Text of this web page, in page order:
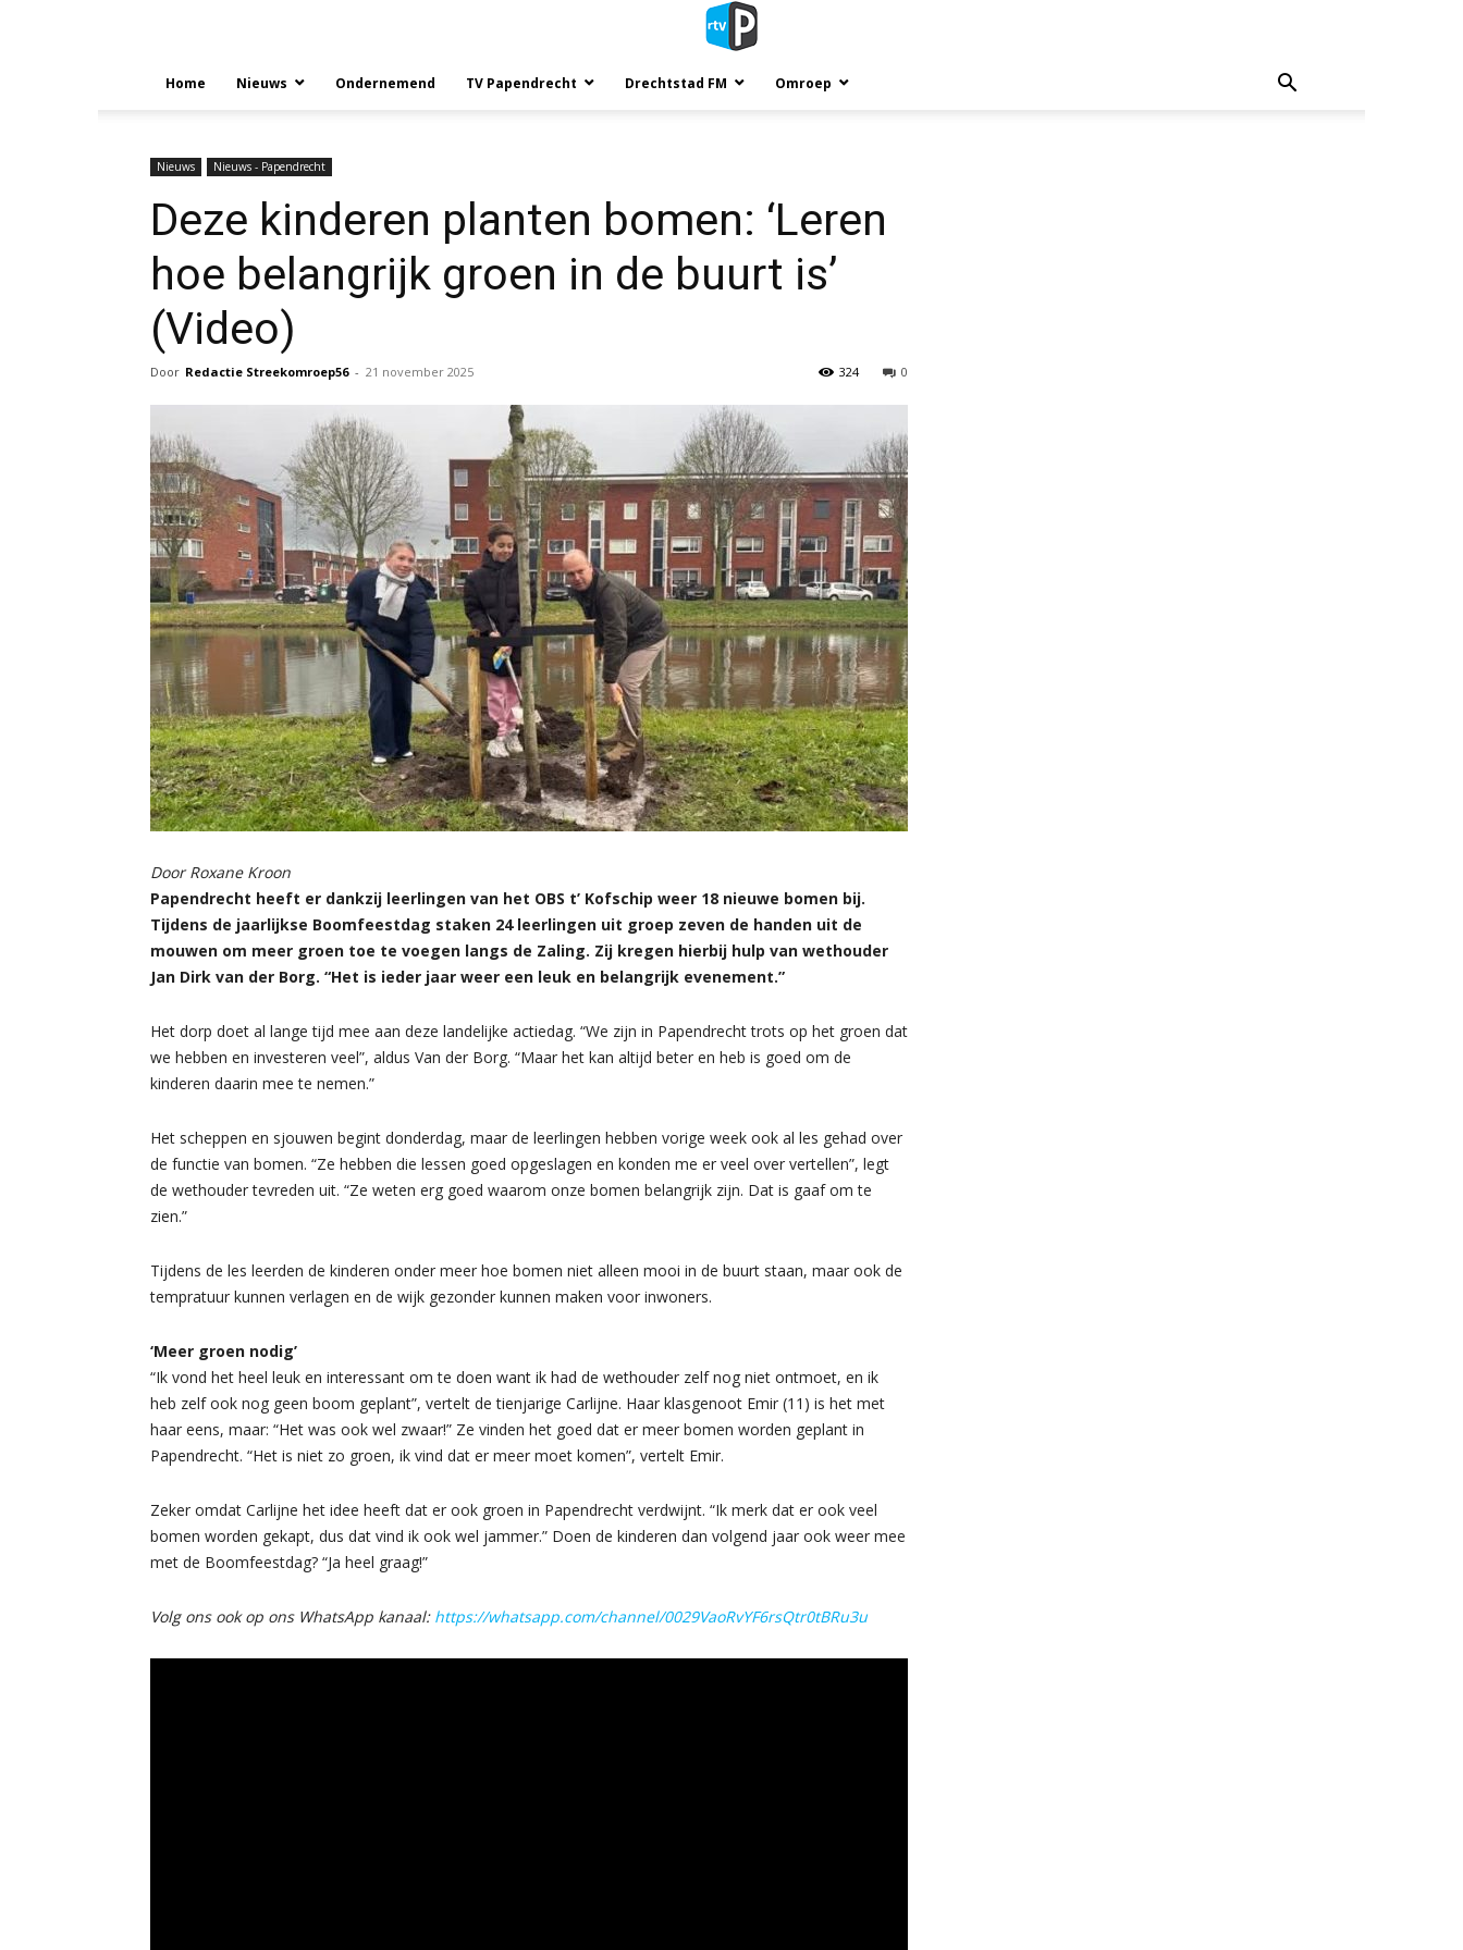
Home Nieuws Ondernemend TV Papendrecht Drechtstad FM Omroep
Nieuws Nieuws - Papendrecht
Deze kinderen planten bomen: ‘Leren
hoe belangrijk groen in de buurt is’
(Video)
Door Redactie Streekomroep56 - 21 november 2025 0
324
Door Roxane Kroon
Papendrecht heeft er dankzij leerlingen van het OBS t’ Kofschip weer 18 nieuwe bomen bij.
Tijdens de jaarlijkse Boomfeestdag staken 24 leerlingen uit groep zeven de handen uit de
mouwen om meer groen toe te voegen langs de Zaling. Zij kregen hierbij hulp van wethouder
Jan Dirk van der Borg. “Het is ieder jaar weer een leuk en belangrijk evenement.”
Het dorp doet al lange tijd mee aan deze landelijke actiedag. “We zijn in Papendrecht trots op het groen dat
we hebben en investeren veel”, aldus Van der Borg. “Maar het kan altijd beter en heb is goed om de
kinderen daarin mee te nemen.”
Het scheppen en sjouwen begint donderdag, maar de leerlingen hebben vorige week ook al les gehad over
de functie van bomen. “Ze hebben die lessen goed opgeslagen en konden me er veel over vertellen”, legt
de wethouder tevreden uit. “Ze weten erg goed waarom onze bomen belangrijk zijn. Dat is gaaf om te
zien.”
Tijdens de les leerden de kinderen onder meer hoe bomen niet alleen mooi in de buurt staan, maar ook de
tempratuur kunnen verlagen en de wijk gezonder kunnen maken voor inwoners.
‘Meer groen nodig’
“Ik vond het heel leuk en interessant om te doen want ik had de wethouder zelf nog niet ontmoet, en ik
heb zelf ook nog geen boom geplant”, vertelt de tienjarige Carlijne. Haar klasgenoot Emir (11) is het met
haar eens, maar: “Het was ook wel zwaar!” Ze vinden het goed dat er meer bomen worden geplant in
Papendrecht. “Het is niet zo groen, ik vind dat er meer moet komen”, vertelt Emir.
Zeker omdat Carlijne het idee heeft dat er ook groen in Papendrecht verdwijnt. “Ik merk dat er ook veel
bomen worden gekapt, dus dat vind ik ook wel jammer.” Doen de kinderen dan volgend jaar ook weer mee
met de Boomfeestdag? “Ja heel graag!”
Volg ons ook op ons WhatsApp kanaal: https://whatsapp.com/channel/0029VaoRvYF6rsQtr0tBRu3u